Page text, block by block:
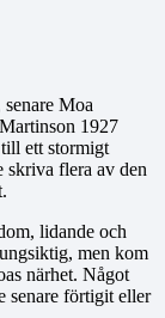
Moa
1927
ett stormigt
skriva flera av den
lidande och
men kom
närhet. Något
senare förtigit eller